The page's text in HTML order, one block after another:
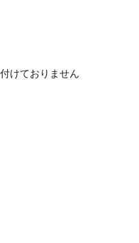
けておりません